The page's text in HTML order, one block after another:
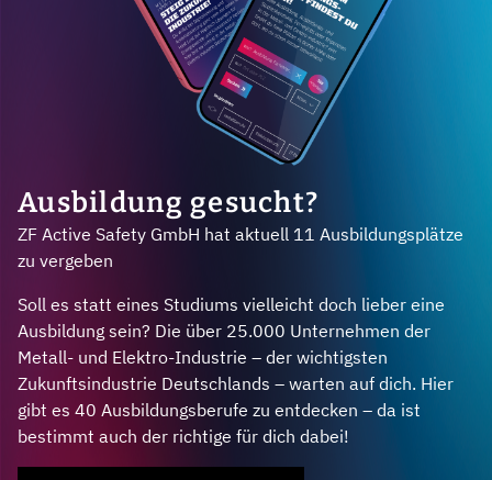
Ausbildung gesucht?
ZF Active Safety GmbH hat aktuell 11 Ausbildungsplätze
zu vergeben
Soll es statt eines Studiums vielleicht doch lieber eine
Ausbildung sein? Die über 25.000 Unternehmen der
Metall- und Elektro-Industrie – der wichtigsten
Zukunftsindustrie Deutschlands – warten auf dich. Hier
gibt es 40 Ausbildungsberufe zu entdecken – da ist
bestimmt auch der richtige für dich dabei!